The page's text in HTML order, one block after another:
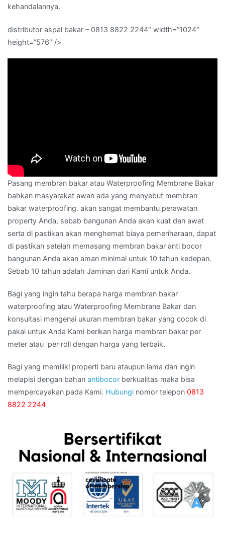
kehandalannya.
distributor aspal bakar – 0813 8822 2244″ width=”1024″
height=”576″ />
Pasang membran bakar atau Waterproofing Membrane Bakar
bahkan masyarakat awan ada yang menyebut membran
bakar waterproofing. akan sangat membantu perawatan
property Anda, sebab bangunan Anda akan kuat dan awet
serta di pastikan akan menghemat biaya pemeriharaan, dapat
di pastikan setelah memasang membran bakar anti bocor
bangunan Anda akan aman minimal untuk 10 tahun kedepan.
Sebab 10 tahun adalah Jaminan dari Kami untuk Anda.
Bagi yang ingin tahu berapa harga membran bakar
waterproofing atau Waterproofing Membrane Bakar dan
konsultasi mengenai ukuran membran bakar yang cocok di
pakai untuk Anda Kami berikan harga membran bakar per
meter atau per roll dengan harga yang terbaik.
Bagi yang memiliki properti baru ataupun lama dan ingin
melapisi dengan bahan antibocor berkualitas maka bisa
mempercayakan pada Kami. Hubungi nomor telepon 0813
8822 2244